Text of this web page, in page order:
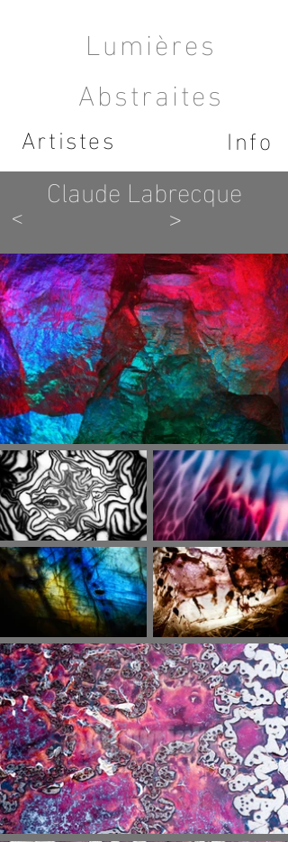
Lumières
Abstraites
Artistes Info
Claude Labrecque
< >